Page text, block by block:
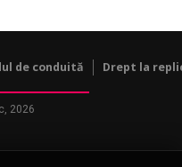
de conduită Drept la
2026